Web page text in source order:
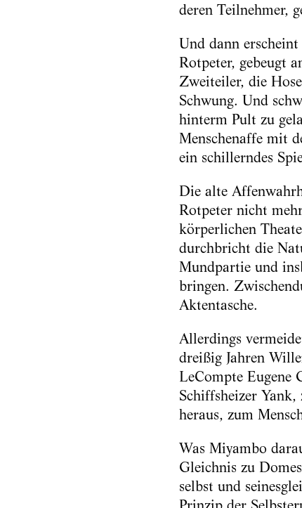
deren Teilnehmer,
Und dann
Rotpeter, gebeugt
Zweiteiler, die
Schwung. Und
hinterm Pult zu
Menschenaffe mit
ein schillerndes
Die alte
Rotpeter nicht
körperlichen
durchbricht die
Mundpartie und
bringen.
Aktentasche.
Allerdings
dreißig Jahren
LeCompte Eugene
Schiffsheizer
heraus, zum
Was Miyambo
Gleichnis zu
selbst und